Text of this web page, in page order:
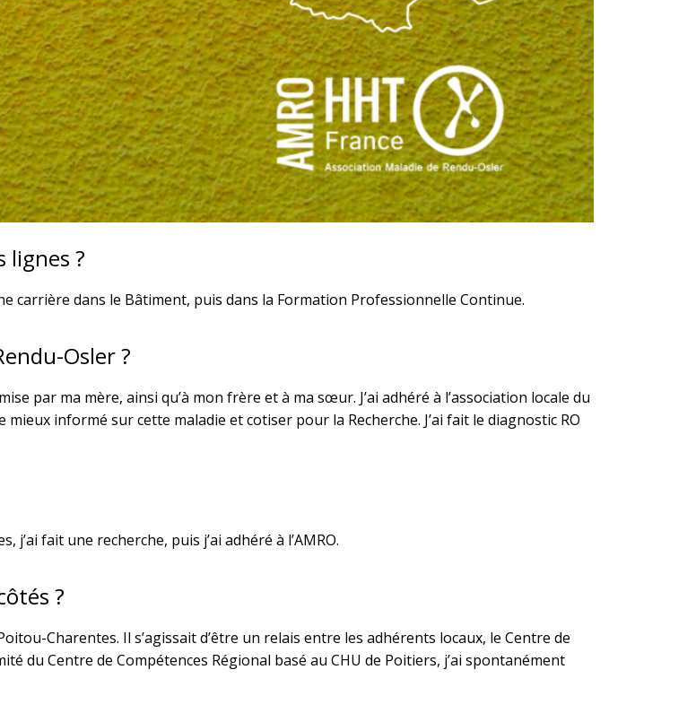
lignes ?
carrière dans le Bâtiment, puis dans la Formation Professionnelle Continue.
Osler ?
par ma mère, ainsi qu’à mon frère et à ma sœur. J’ai adhéré à l’association locale du
informé sur cette maladie et cotiser pour la Recherche. J’ai fait le diagnostic RO
fait une recherche, puis j’ai adhéré à l’AMRO.
?
Charentes. Il s’agissait d’être un relais entre les adhérents locaux, le Centre de
du Centre de Compétences Régional basé au CHU de Poitiers, j’ai spontanément